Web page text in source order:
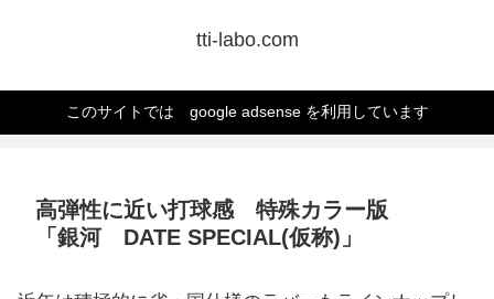
tti-labo.com
このサイトでは google adsense を利用しています
高弾性に近い打球感 特殊カラー版
「銀河 DATE SPECIAL(仮称)」